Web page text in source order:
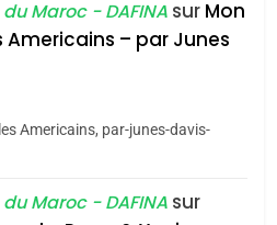
: Les amandes de
le miel de Tadla
terroir
ravageur – Vanessa
Maroc - DAFINA sur Mon
Americains – par Junes
Americains, par-junes-davis-
Maroc - DAFINA sur